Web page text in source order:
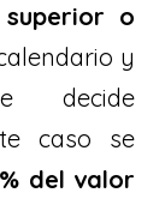
superior o
y
decide
caso se
del valor